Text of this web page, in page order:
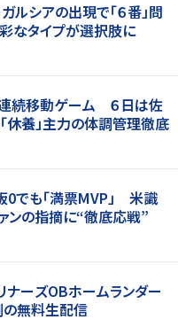
ルシアの出現で「６番」問
タイプが選択肢に
連続移動ゲーム ６日は佐
休養」主力の体調管理徹底
0でも「満票MVP」 米識
ンの指摘に“徹底応戦”
ナーズOBホームランダー
の無料生配信